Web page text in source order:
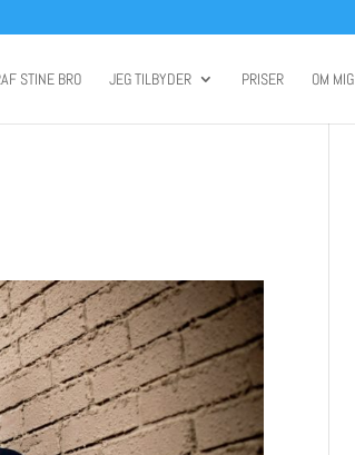
STINE BRO JEG TILBYDER PRISER OM MIG